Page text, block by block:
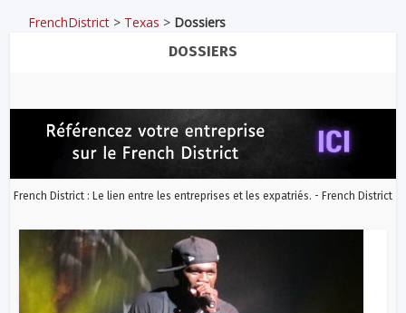
Comment le RAP a-t-il
DIVISÉ les Etats-Unis ?
FrenchDistrict > Texas > Dossiers
DOSSIERS
French District : Le lien entre les entreprises et les expatriés. - French District